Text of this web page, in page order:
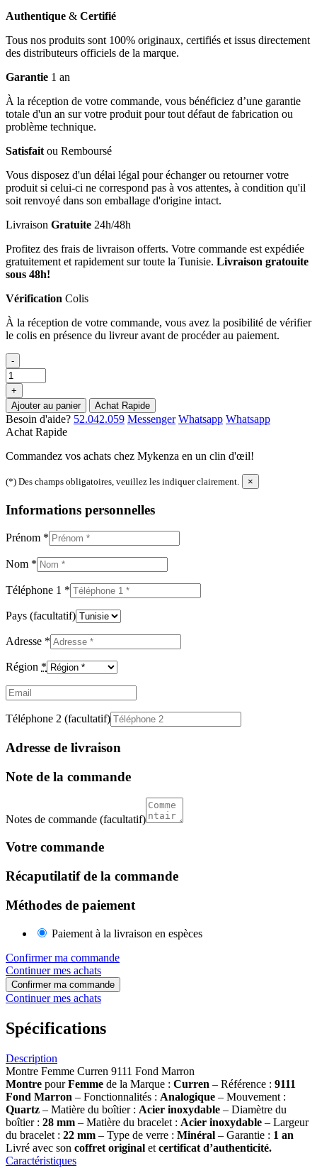
Authentique & Certifié
Tous nos produits sont 100% originaux, certifiés et issus directement
des distributeurs officiels de la marque.
Garantie 1 an
À la réception de votre commande, vous bénéficiez d’une garantie
totale d'un an sur votre produit pour tout défaut de fabrication ou
problème technique.
Satisfait ou Remboursé
Vous disposez d'un délai légal pour échanger ou retourner votre
produit si celui-ci ne correspond pas à vos attentes, à condition qu'il
soit renvoyé dans son emballage d'origine intact.
Livraison Gratuite 24h/48h
Profitez des frais de livraison offerts. Votre commande est expédiée
gratuitement et rapidement sur toute la Tunisie. Livraison gratouite
sous 48h!
Vérification Colis
À la réception de votre commande, vous avez la posibilité de vérifier
le colis en présence du livreur avant de procéder au paiement.
-
+
Ajouter au panier
Achat Rapide
Besoin d'aide? 52.042.059 Messenger Whatsapp Whatsapp
Achat Rapide
Commandez vos achats chez Mykenza en un clin d'œil!
(*) Des champs obligatoires, veuillez les indiquer clairement. ×
Informations personnelles
Prénom *
Nom *
Téléphone 1 *
Pays (facultatif)
Adresse *
Région *
Email
Téléphone 2 (facultatif)
Adresse de livraison
Note de la commande
Notes de commande (facultatif)
Votre commande
Récaputilatif de la commande
Méthodes de paiement
Paiement à la livraison en espèces
Confirmer ma commande
Continuer mes achats
Confirmer ma commande
Continuer mes achats
Spécifications
Description
Montre Femme Curren 9111 Fond Marron
Montre pourFemme de la Marque : Curren – Référence : 9111
Fond Marron – Fonctionnalités : Analogique – Mouvement :
Quartz – Matière du boîtier : Acier inoxydable – Diamètre du
boîtier : 28 mm – Matière du bracelet : Acier inoxydable – Largeur
du bracelet : 22 mm – Type de verre : Minéral – Garantie : 1 an
Livré avec son coffret original et certificat d’authenticité.
Caractéristiques